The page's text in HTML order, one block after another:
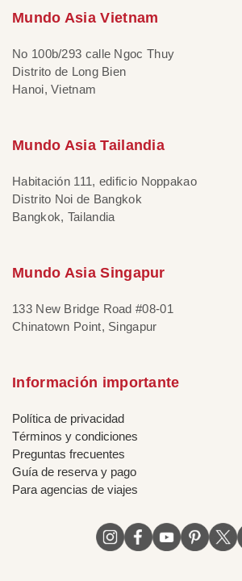
Mundo Asia Vietnam
No 100b/293 calle Ngoc Thuy
Distrito de Long Bien
Hanoi, Vietnam
Mundo Asia Tailandia
Habitación 111, edificio Noppakao
Distrito Noi de Bangkok
Bangkok, Tailandia
Mundo Asia Singapur
133 New Bridge Road #08-01
Chinatown Point, Singapur
Información importante
Política de privacidad
Términos y condiciones
Preguntas frecuentes
Guía de reserva y pago
Para agencias de viajes